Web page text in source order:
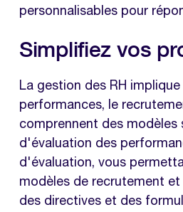
personnalisables pour
Simplifiez vos
La gestion des RH
performances, le
comprennent des modèles
d'évaluation des
d'évaluation, vous
modèles de recrutement
des directives et des